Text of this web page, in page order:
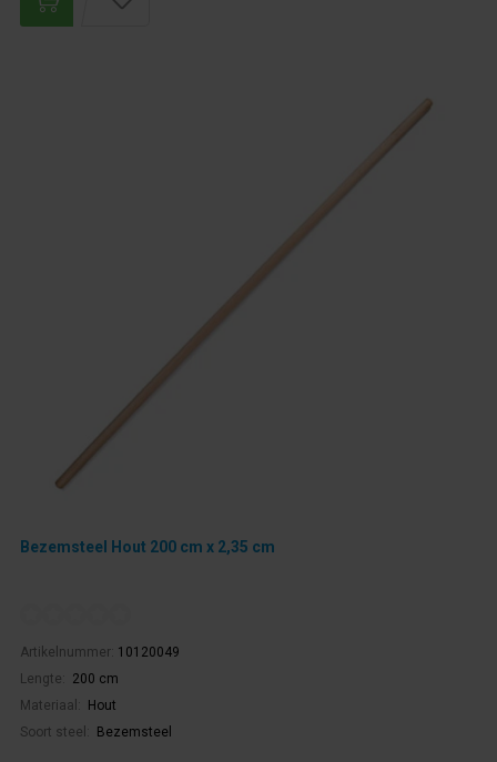
Bezemsteel Hout 200 cm x 2,35 cm
Artikelnummer: 10120049
Lengte:
200 cm
Materiaal:
Hout
Soort steel:
Bezemsteel